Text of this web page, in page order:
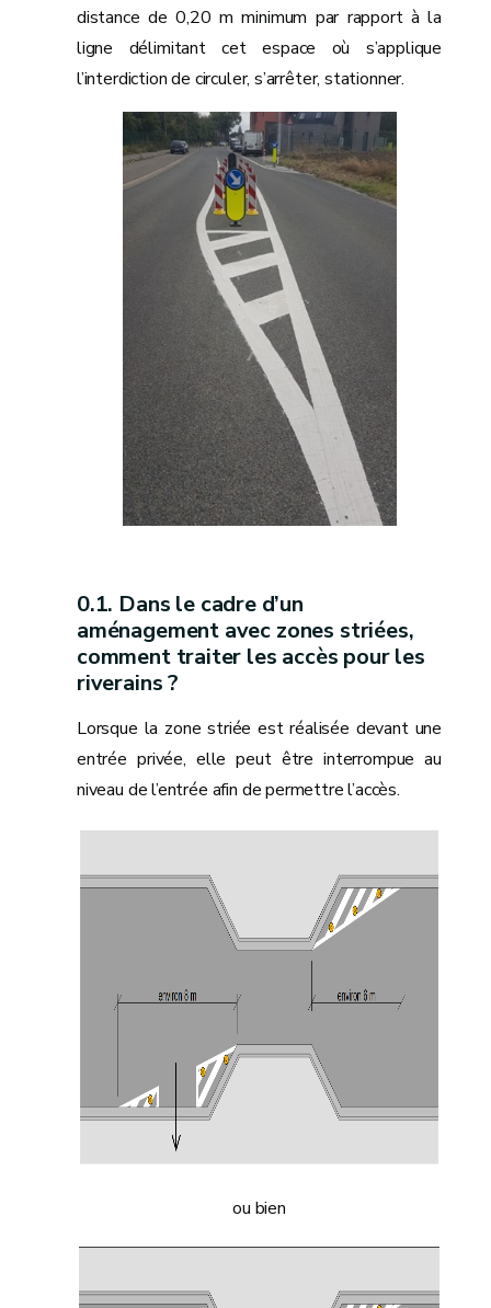
distance de 0,20 m minimum par rapport à la
ligne délimitant cet espace où s’applique
l’interdiction de circuler, s’arrêter, stationner.
Dans le cadre d’un
aménagement avec zones striées,
comment traiter les accès pour les
riverains ?
Lorsque la zone striée est réalisée devant une
entrée privée, elle peut être interrompue au
niveau de l’entrée afin de permettre l’accès.
ou bien